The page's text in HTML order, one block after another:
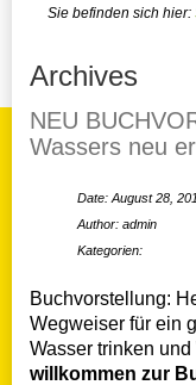
Sie befinden sich hier:
Archives
NEU
Wassers neu
Date: August 28,
Author: admin
Kategorien:
Buchvorstellung:
Wegweiser für ein
Wasser trinken
willkommen zur